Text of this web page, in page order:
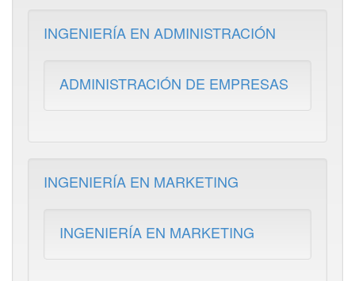
INGENIERÍA EN ADMINISTRACIÓN
ADMINISTRACIÓN DE EMPRESAS
INGENIERÍA EN MARKETING
INGENIERÍA EN MARKETING